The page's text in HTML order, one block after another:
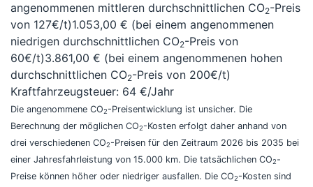
angenommenen mittleren durchschnittlichen CO2-Preis
von 127€/t)1.053,00 € (bei einem angenommenen
niedrigen durchschnittlichen CO2-Preis von
60€/t)3.861,00 € (bei einem angenommenen hohen
durchschnittlichen CO2-Preis von 200€/t)
Kraftfahrzeugsteuer: 64 €/Jahr
Die angenommene CO2-Preisentwicklung ist unsicher. Die
Berechnung der möglichen CO2-Kosten erfolgt daher anhand von
drei verschiedenen CO2-Preisen für den Zeitraum 2026 bis 2035 bei
einer Jahresfahrleistung von 15.000 km. Die tatsächlichen CO2-
Preise können höher oder niedriger ausfallen. Die CO2-Kosten sind